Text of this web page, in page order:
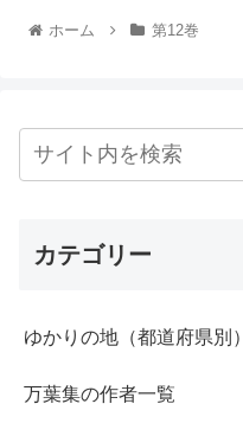
ホーム 第12巻
カテゴリー
ゆかりの地（都道府県別）
万葉集の作者一覧